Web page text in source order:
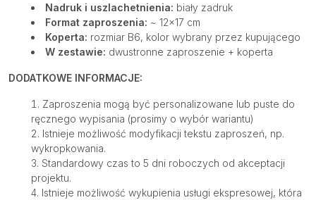
Nadruk i uszlachetnienia: biały zadruk
Format zaproszenia: ~ 12×17 cm
Koperta: rozmiar B6, kolor wybrany przez kupującego
W zestawie: dwustronne zaproszenie + koperta
DODATKOWE INFORMACJE:
Zaproszenia mogą być personalizowane lub puste do
ręcznego wypisania (prosimy o wybór wariantu)
Istnieje możliwość modyfikacji tekstu zaproszeń, np.
wykropkowania.
Standardowy czas to 5 dni roboczych od akceptacji
projektu.
Istnieje możliwość wykupienia usługi ekspresowej, która